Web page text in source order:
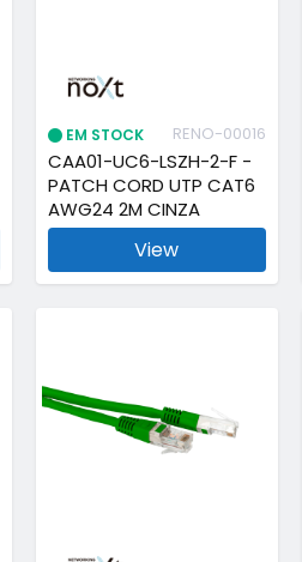
EM STOCK RENO-00016
CAA01-UC6-LSZH-2-F -
PATCH CORD UTP CAT6
AWG24 2M CINZA
View